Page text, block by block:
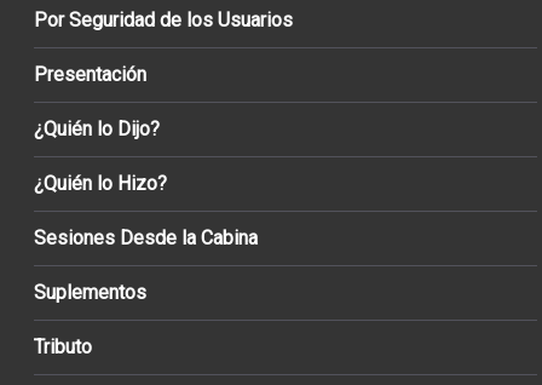
Por Seguridad de los Usuarios
Presentación
¿Quién lo Dijo?
¿Quién lo Hizo?
Sesiones Desde la Cabina
Suplementos
Tributo